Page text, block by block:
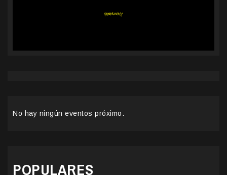
No hay ningún eventos próximo.
POPULARES